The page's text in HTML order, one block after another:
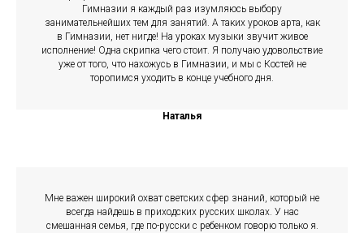
Гимназии я каждый раз изумляюсь выбору
занимательнейших тем для занятий. А таких уроков арта, как
в Гимназии, нет нигде! На уроках музыки звучит живое
исполнение! Одна скрипка чего стоит. Я получаю удовольствие
уже от того, что нахожусь в Гимназии, и мы с Костей не
торопимся уходить в конце учебного дня.
Наталья
Мне важен широкий охват светских сфер знаний, который не
всегда найдешь в приходских русских школах. У нас
смешанная семья, где по-русски с ребенком говорю только я.